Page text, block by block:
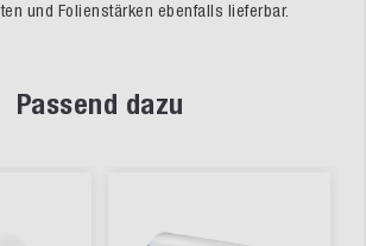
und Folienstärken ebenfalls lieferbar.
Passend dazu